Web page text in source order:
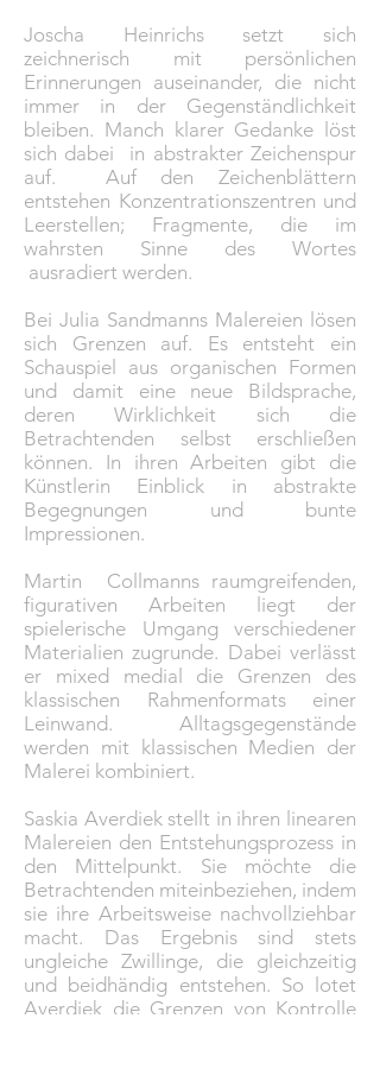
Joscha Heinrichs setzt sich
zeichnerisch mit persönlichen
Erinnerungen auseinander, die nicht
immer in der Gegenständlichkeit
bleiben. Manch klarer Gedanke löst
sich dabei in abstrakter Zeichenspur
auf. Auf den Zeichenblättern
entstehen Konzentrationszentren und
Leerstellen; Fragmente, die im
wahrsten Sinne des Wortes
ausradiert werden.
Bei Julia Sandmanns Malereien lösen
sich Grenzen auf. Es entsteht ein
Schauspiel aus organischen Formen
und damit eine neue Bildsprache,
deren Wirklichkeit sich die
Betrachtenden selbst erschließen
können. In ihren Arbeiten gibt die
Künstlerin Einblick in abstrakte
Begegnungen und bunte
Impressionen.
Martin Collmanns raumgreifenden,
figurativen Arbeiten liegt der
spielerische Umgang verschiedener
Materialien zugrunde. Dabei verlässt
er mixed medial die Grenzen des
klassischen Rahmenformats einer
Leinwand. Alltagsgegenstände
werden mit klassischen Medien der
Malerei kombiniert.
Saskia Averdiek stellt in ihren linearen
Malereien den Entstehungsprozess in
den Mittelpunkt. Sie möchte die
Betrachtenden miteinbeziehen, indem
sie ihre Arbeitsweise nachvollziehbar
macht. Das Ergebnis sind stets
ungleiche Zwillinge, die gleichzeitig
und beidhändig entstehen. So lotet
Averdiek die Grenzen von Kontrolle